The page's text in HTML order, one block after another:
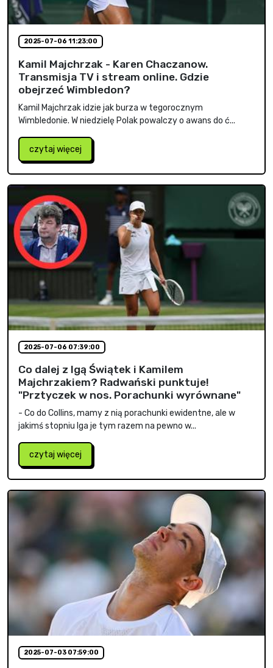
2025-07-06 11:23:00
Kamil Majchrzak - Karen Chaczanow.
Transmisja TV i stream online. Gdzie
obejrzeć Wimbledon?
Kamil Majchrzak idzie jak burza w tegorocznym
Wimbledonie. W niedzielę Polak powalczy o awans do ć...
czytaj więcej
2025-07-06 07:39:00
Co dalej z Igą Świątek i Kamilem
Majchrzakiem? Radwański punktuje!
"Prztyczek w nos. Porachunki wyrównane"
- Co do Collins, mamy z nią porachunki ewidentne, ale w
jakimś stopniu Iga je tym razem na pewno w...
czytaj więcej
2025-07-03 07:59:00